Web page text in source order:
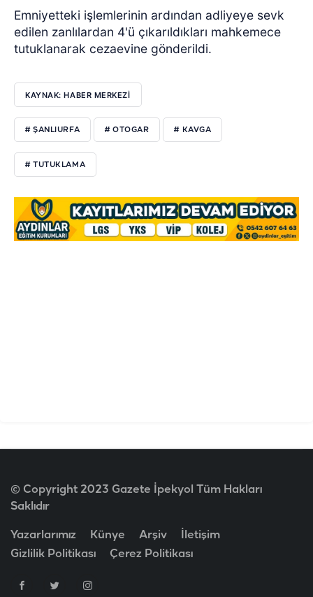
Emniyetteki işlemlerinin ardından adliyeye sevk
edilen zanlılardan 4'ü çıkarıldıkları mahkemece
tutuklanarak cezaevine gönderildi.
KAYNAK: HABER MERKEZİ
# ŞANLIURFA # OTOGAR # KAVGA
# TUTUKLAMA
© Copyright 2023 Gazete İpekyol Tüm Hakları
Saklıdır
Yazarlarımız Künye Arşiv
İletişim
Gizlilik Politikası
Çerez Politikası